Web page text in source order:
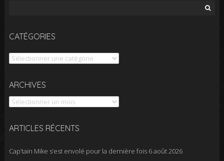
CATÉGORIES
Catégories
ARCHIVES
Archives
ARTICLES RÉCENTS
Cap’tain Mike s’est envolé pour la dernière fois 6 août 2026